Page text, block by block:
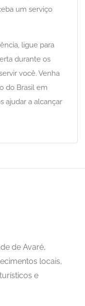
um serviço
ligue para
durante os
você. Venha
do Brasil em
ajudar a alcançar
de Avaré,
locais,
e